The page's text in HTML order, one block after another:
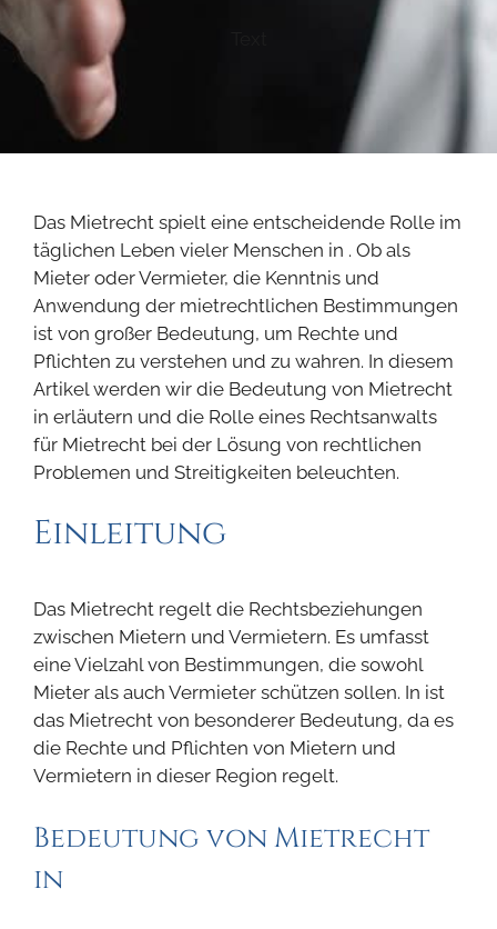
Das Mietrecht spielt eine entscheidende Rolle im
täglichen Leben vieler Menschen in . Ob als
Mieter oder Vermieter, die Kenntnis und
Anwendung der mietrechtlichen Bestimmungen
ist von großer Bedeutung, um Rechte und
Pflichten zu verstehen und zu wahren. In diesem
Artikel werden wir die Bedeutung von Mietrecht
in erläutern und die Rolle eines Rechtsanwalts
für Mietrecht bei der Lösung von rechtlichen
Problemen und Streitigkeiten beleuchten.
Einleitung
Das Mietrecht regelt die Rechtsbeziehungen
zwischen Mietern und Vermietern. Es umfasst
eine Vielzahl von Bestimmungen, die sowohl
Mieter als auch Vermieter schützen sollen. In ist
das Mietrecht von besonderer Bedeutung, da es
die Rechte und Pflichten von Mietern und
Vermietern in dieser Region regelt.
Bedeutung von Mietrecht
in